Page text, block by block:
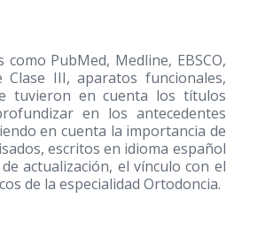
PubMed, Medline, EBSCO,
III, aparatos funcionales,
tuvieron en cuenta los títulos
en los antecedentes
en cuenta la importancia de
escritos en idioma español
actualización, el vínculo con el
de la especialidad Ortodoncia.